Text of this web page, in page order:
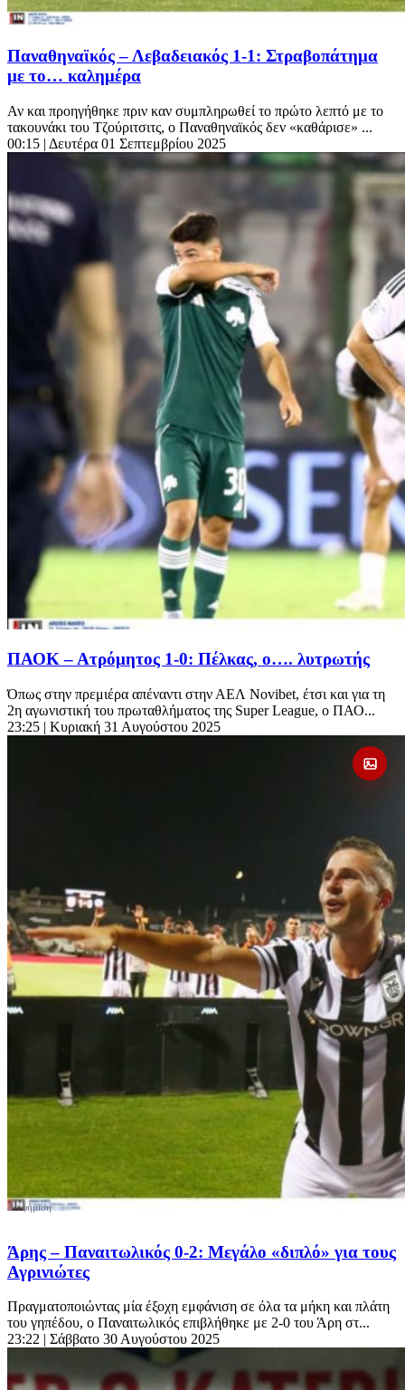
Παναθηναϊκός – Λεβαδειακός 1-1: Στραβοπάτημα
με το… καλημέρα
Αν και προηγήθηκε πριν καν συμπληρωθεί το πρώτο λεπτό με το
τακουνάκι του Τζούριτσιτς, ο Παναθηναϊκός δεν «καθάρισε» ...
00:15 | Δευτέρα 01 Σεπτεμβρίου 2025
ΠΑΟΚ – Ατρόμητος 1-0: Πέλκας, ο…. λυτρωτής
Όπως στην πρεμιέρα απέναντι στην ΑΕΛ Novibet, έτσι και για τη
2η αγωνιστική του πρωταθλήματος της Super League, o ΠΑΟ...
23:25 | Κυριακή 31 Αυγούστου 2025
Άρης – Παναιτωλικός 0-2: Μεγάλο «διπλό» για τους
Αγρινιώτες
Πραγματοποιώντας μία έξοχη εμφάνιση σε όλα τα μήκη και πλάτη
του γηπέδου, ο Παναιτωλικός επιβλήθηκε με 2-0 του Άρη στ...
23:22 | Σάββατο 30 Αυγούστου 2025